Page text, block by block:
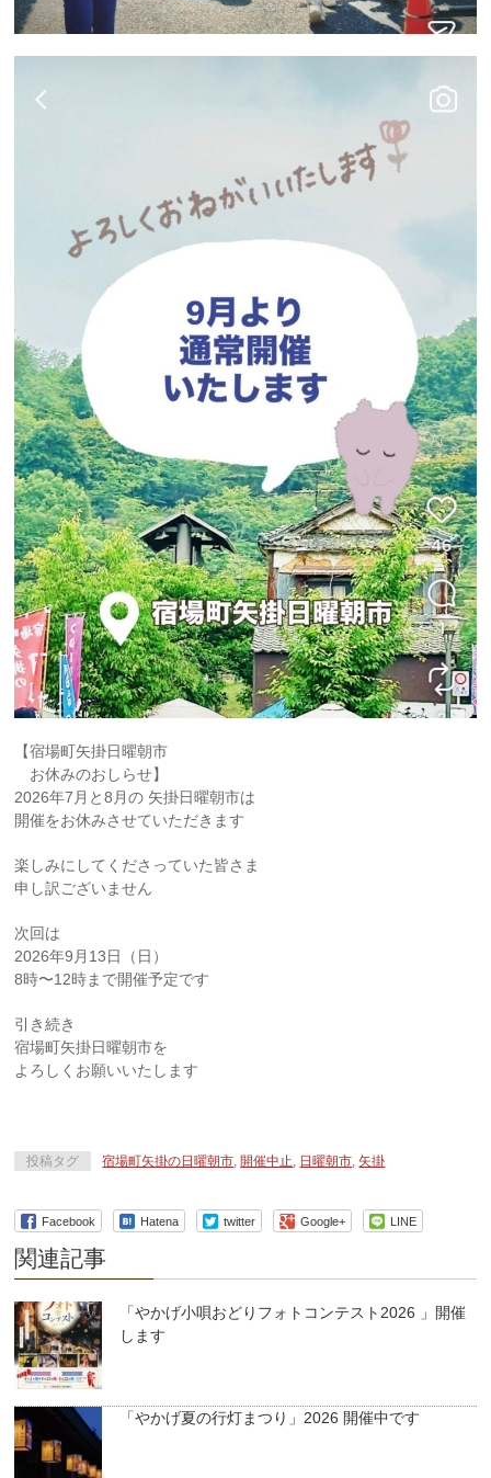
【宿場町矢掛日曜朝市
お休みのおしらせ】
2026年7月と8月の 矢掛日曜朝市は
開催をお休みさせていただきます
楽しみにしてくださっていた皆さま
申し訳ございません
次回は
2026年9月13日（日）
8時〜12時まで開催予定です
引き続き
宿場町矢掛日曜朝市を
よろしくお願いいたします
投稿タグ 宿場町矢掛の日曜朝市, 開催中止, 日曜朝市,矢掛
Facebook Hatena twitter Google+ LINE
関連記事
「やかげ小唄おどりフォトコンテスト2026 」開催
します
「やかげ夏の行灯まつり」2026 開催中です